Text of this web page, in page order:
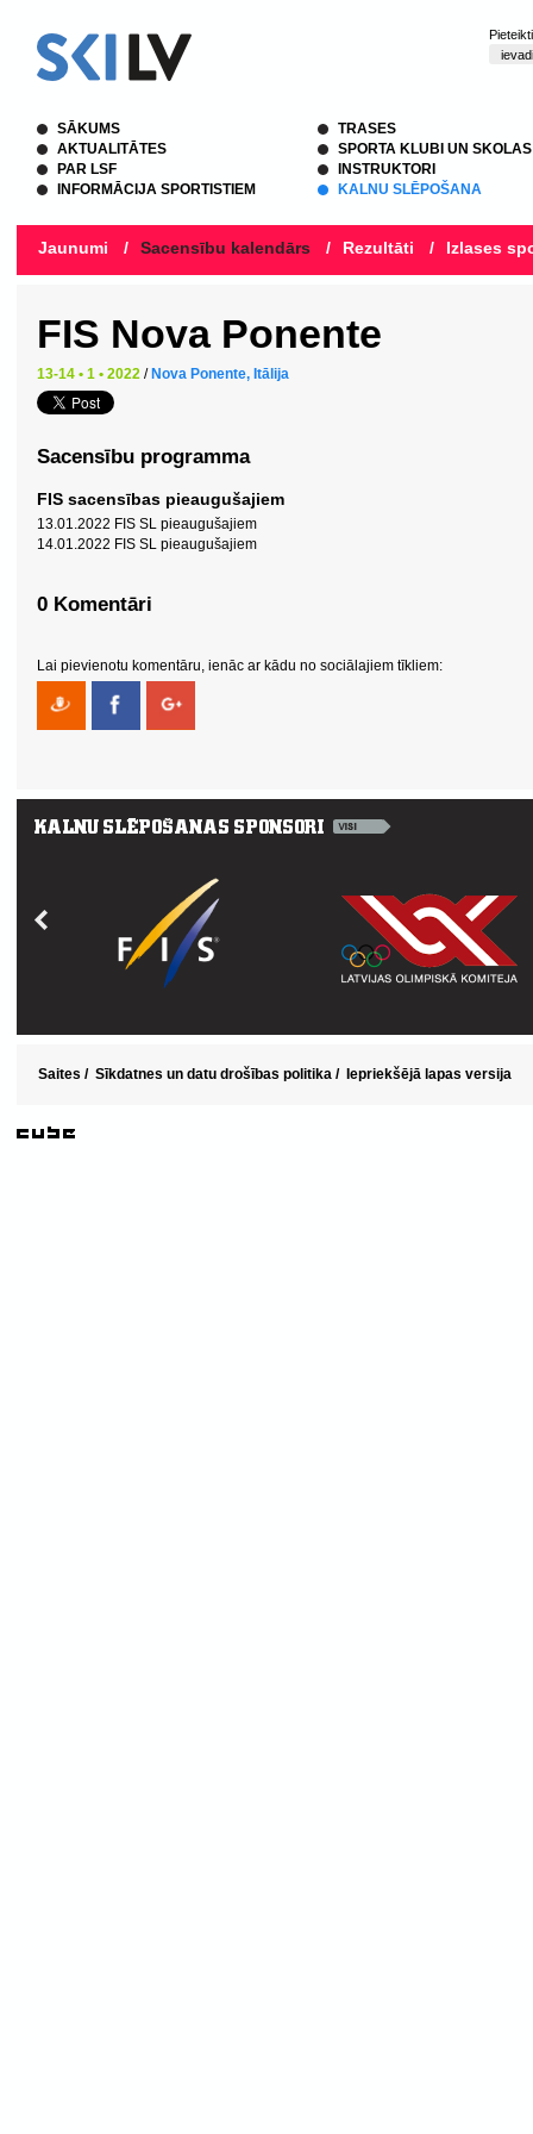
SĀKUMS
AKTUALITĀTES
PAR LSF
INFORMĀCIJA SPORTISTIEM
TRASES
SPORTA KLUBI UN SKOLAS
INSTRUKTORI
KALNU SLĒPOŠANA
Jaunumi / Sacensību kalendārs / Rezultāti / Izlases
FIS Nova Ponente
13-14 • 1 • 2022 / Nova Ponente, Itālija
Sacensību programma
FIS sacensības pieaugušajiem
13.01.2022 FIS SL pieaugušajiem
14.01.2022 FIS SL pieaugušajiem
0 Komentāri
Lai pievienotu komentāru, ienāc ar kādu no sociālajiem tīkliem:
Saites / Sīkdatnes un datu drošības politika / Iepriekšējā lapas versija